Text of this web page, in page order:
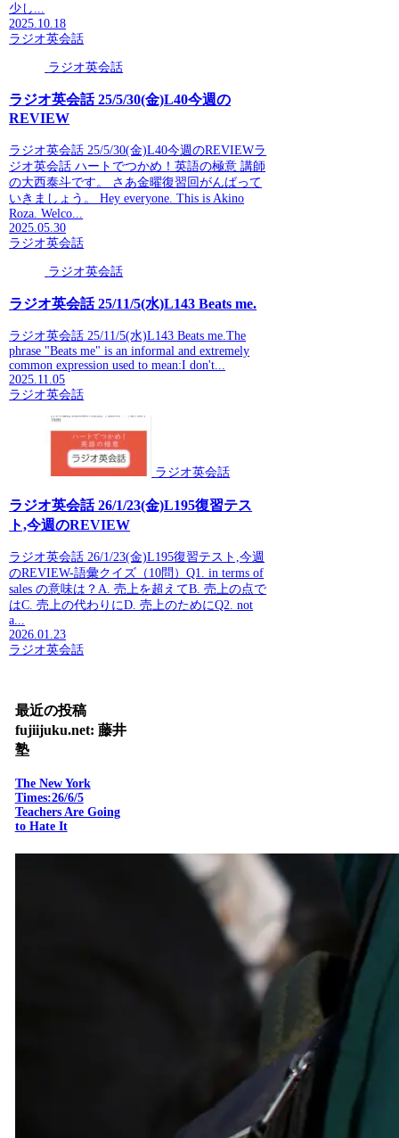
少し...
2025.10.18
ラジオ英会話
ラジオ英会話
ラジオ英会話 25/5/30(金)L40今週の
REVIEW
ラジオ英会話 25/5/30(金)L40今週のREVIEWラ
ジオ英会話 ハートでつかめ！英語の極意 講師
の大西泰斗です。 さあ金曜復習回がんばって
いきましょう。 Hey everyone. This is Akino
Roza. Welco...
2025.05.30
ラジオ英会話
ラジオ英会話
ラジオ英会話 25/11/5(水)L143 Beats me.
ラジオ英会話 25/11/5(水)L143 Beats me.The
phrase "Beats me" is an informal and extremely
common expression used to mean:I don't...
2025.11.05
ラジオ英会話
ラジオ英会話
ラジオ英会話 26/1/23(金)L195復習テス
ト,今週のREVIEW
ラジオ英会話 26/1/23(金)L195復習テスト,今週
のREVIEW-語彙クイズ（10問）Q1. in terms of
sales の意味は？A. 売上を超えてB. 売上の点で
はC. 売上の代わりにD. 売上のためにQ2. not
a...
2026.01.23
ラジオ英会話
最近の投稿
fujiijuku.net: 藤井
塾
The New York
Times:26/6/5
Teachers Are Going
to Hate It